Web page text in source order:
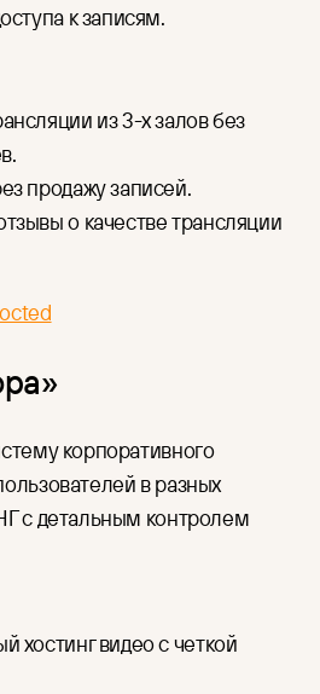
к записям.
из 3-х залов без
продажу записей.
о качестве трансляции
корпоративного
в разных
с детальным контролем
хостинг видео с четкой